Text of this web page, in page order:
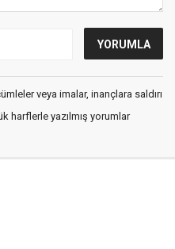
veya imalar, inançlara saldırı
harflerle yazılmış yorumlar